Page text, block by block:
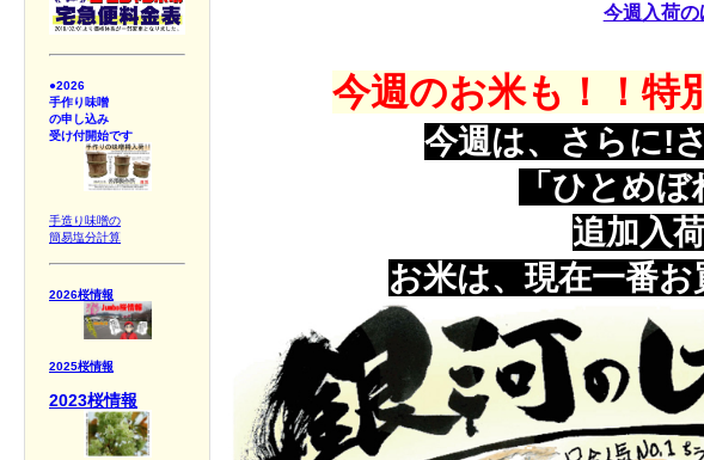
●2026
手作り味噌
の申し込み
受け付開始です
手造り味噌の
簡易塩分計算
2026桜情報
2025桜情報
2023桜情報
今週入荷
今週のお米も！！特
今週は、さらに!
「ひとめ
追加入
お米は、現在一番